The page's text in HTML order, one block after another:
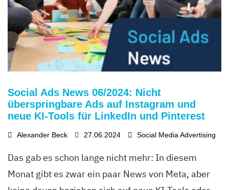
Social Ads News 06/2024: Nicht
überspringbare Ads auf Instagram und
neue KI-Tools für LinkedIn und Pinterest
Alexander Beck 27.06.2024 Social Media Advertising
Das gab es schon lange nicht mehr: In diesem
Monat gibt es zwar ein paar News von Meta, aber